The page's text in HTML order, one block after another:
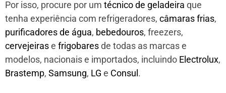
Por isso, procure por um técnico de geladeira que
tenha experiência com refrigeradores, câmaras frias,
purificadores de água, bebedouros, freezers,
cervejeirase frigobaresde todas as marcas e
modelos, nacionais e importados, incluindo Electrolux,
Brastemp, Samsung, LG e Consul .